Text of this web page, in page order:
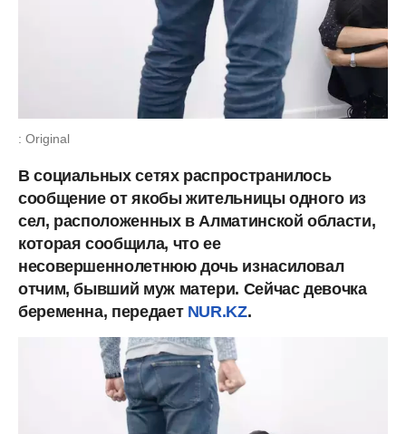
: Original
В социальных сетях распространилось
сообщение от якобы жительницы одного из
сел, расположенных в Алматинской области,
которая сообщила, что ее
несовершеннолетнюю дочь изнасиловал
отчим, бывший муж матери. Сейчас девочка
беременна, передает NUR.KZ.